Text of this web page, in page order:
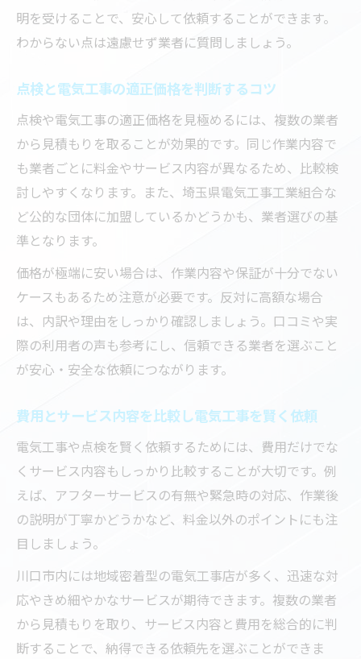
明を受けることで、安心して依頼することができます。
わからない点は遠慮せず業者に質問しましょう。
点検と電気工事の適正価格を判断するコツ
点検や電気工事の適正価格を見極めるには、複数の業者
から見積もりを取ることが効果的です。同じ作業内容で
も業者ごとに料金やサービス内容が異なるため、比較検
討しやすくなります。また、埼玉県電気工事工業組合な
ど公的な団体に加盟しているかどうかも、業者選びの基
準となります。
価格が極端に安い場合は、作業内容や保証が十分でない
ケースもあるため注意が必要です。反対に高額な場合
は、内訳や理由をしっかり確認しましょう。口コミや実
際の利用者の声も参考にし、信頼できる業者を選ぶこと
が安心・安全な依頼につながります。
費用とサービス内容を比較し電気工事を賢く依頼
電気工事や点検を賢く依頼するためには、費用だけでな
くサービス内容もしっかり比較することが大切です。例
えば、アフターサービスの有無や緊急時の対応、作業後
の説明が丁寧かどうかなど、料金以外のポイントにも注
目しましょう。
川口市内には地域密着型の電気工事店が多く、迅速な対
応やきめ細やかなサービスが期待できます。複数の業者
から見積もりを取り、サービス内容と費用を総合的に判
断することで、納得できる依頼先を選ぶことができま